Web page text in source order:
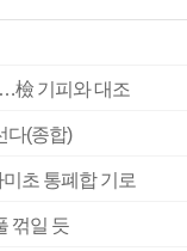
…檢 기피와 대조
다(종합)
초 통폐합 기로
꺾일 듯